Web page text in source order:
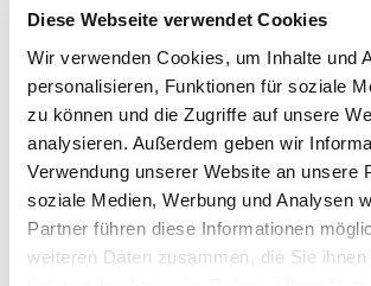
Diese Webseite verwendet Cookies
Wir verwenden Cookies, um Inhalte und
personalisieren, Funktionen für soziale
zu können und die Zugriffe auf unsere
analysieren. Außerdem geben wir
Verwendung unserer Website an unsere
soziale Medien, Werbung und Analysen
Partner führen diese Informationen
weiteren Daten zusammen, die Sie
„Highlight“